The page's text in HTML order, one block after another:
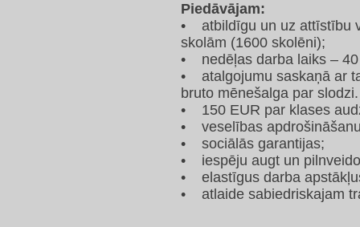
Piedāvājam:
• atbildīgu un uz attīstību
skolām (1600 skolēni);
• nedēļas darba laiks –
• atalgojumu saskaņā ar
bruto mēnešalga par slodzi.
• 150 EUR par klases
• veselības
• sociālās garantijas;
• iespēju augt un
• elastīgus darba
• atlaide sabiedriskajam